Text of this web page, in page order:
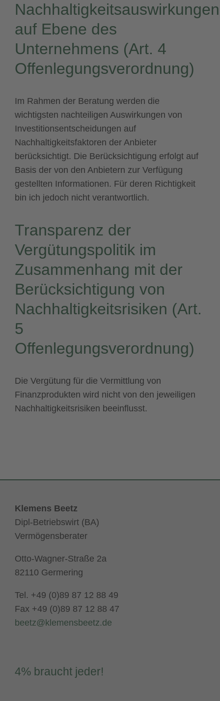
Nachhaltigkeitsauswirkungen
auf Ebene des
Unternehmens (Art. 4
Offenlegungsverordnung)
Im Rahmen der Beratung werden die
wichtigsten nachteiligen Auswirkungen von
Investitionsentscheidungen auf
Nachhaltigkeitsfaktoren der Anbieter
berücksichtigt. Die Berücksichtigung erfolgt auf
Basis der von den Anbietern zur Verfügung
gestellten Informationen. Für deren Richtigkeit
bin ich jedoch nicht verantwortlich.
Transparenz der
Vergütungspolitik im
Zusammenhang mit der
Berücksichtigung von
Nachhaltigkeitsrisiken (Art.
5
Offenlegungsverordnung)
Die Vergütung für die Vermittlung von
Finanzprodukten wird nicht von den jeweiligen
Nachhaltigkeitsrisiken beeinflusst.
Klemens Beetz
Dipl-Betriebswirt (BA)
Vermögensberater
Otto-Wagner-Straße 2a
82110 Germering
Tel. +49 (0)89 87 12 88 49
Fax +49 (0)89 87 12 88 47
beetz@klemensbeetz.de
4% braucht jeder!